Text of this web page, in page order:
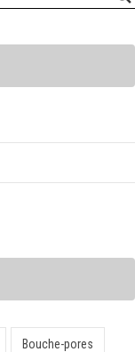
Bouche-pores